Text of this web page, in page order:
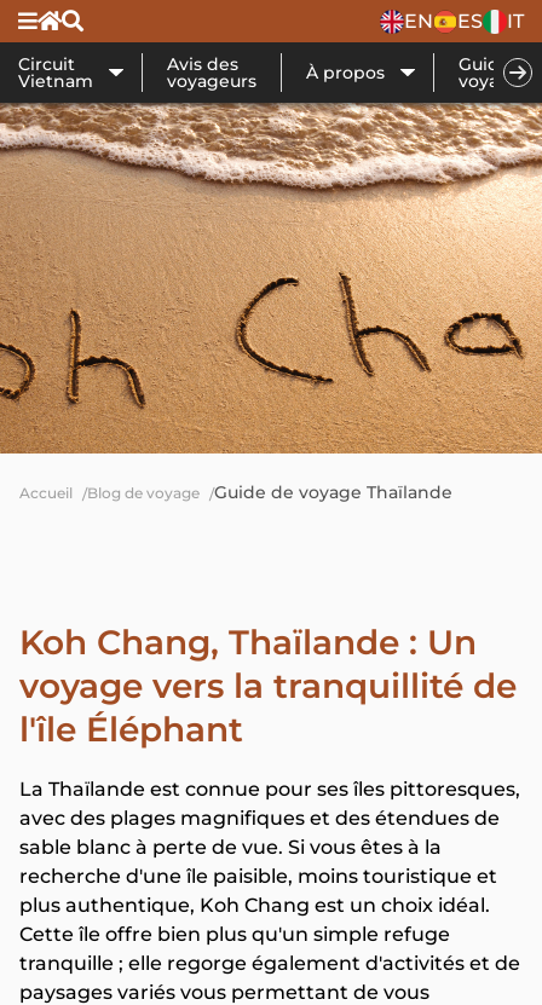
EN ES IT
Circuit
Vietnam
Avis des
voyageurs À propos Guide de
voyage
Accueil Blog de voyage Guide de voyage Thaïlande
Koh Chang, Thaïlande : Un
voyage vers la tranquillité de
l'île Éléphant
La Thaïlande est connue pour ses îles pittoresques,
avec des plages magnifiques et des étendues de
sable blanc à perte de vue. Si vous êtes à la
recherche d'une île paisible, moins touristique et
plus authentique, Koh Chang est un choix idéal.
Cette île offre bien plus qu'un simple refuge
tranquille ; elle regorge également d'activités et de
paysages variés vous permettant de vous